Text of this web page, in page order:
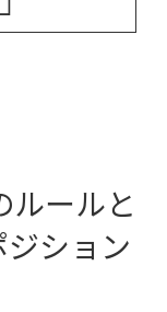
ルールと
ション